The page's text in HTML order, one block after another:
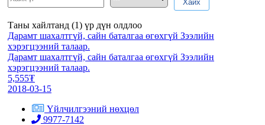
Хайх
Таны хайлтанд (1) үр дүн олдлоо
Дарамт шахалтгүй, сайн баталгаа өгөхгүй Зээлийн
хэрэгцээний талаар.
Дарамт шахалтгүй, сайн баталгаа өгөхгүй Зээлийн
хэрэгцээний талаар.
5,555₮
2018-03-15
Үйлчилгээний нөхцөл
9977-7142